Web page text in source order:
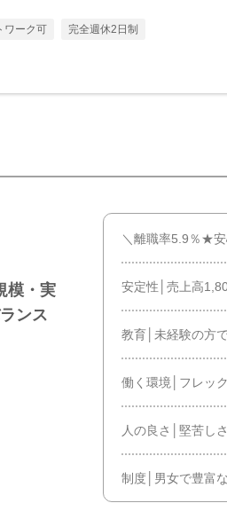
ワーク可 完全週休2日制
模・実
ンス
＼離職率5.9％★
安定性│売上高
教育│未経験の方
働く環境│フレッ
人の良さ│堅苦し
制度│男女で豊富